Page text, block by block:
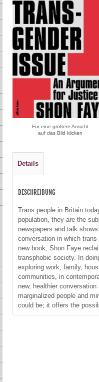
Für eine größere Ansicht
auf das Bild klicken
Details
BESCHREIBUNG
Trans people in Britain
population, they are the
newspapers and talk
conversation in which
new book, Shon Faye
transphobic society. In
exploring work, family,
communities, in
new, healthier
marginalized people and
could be; it offers the